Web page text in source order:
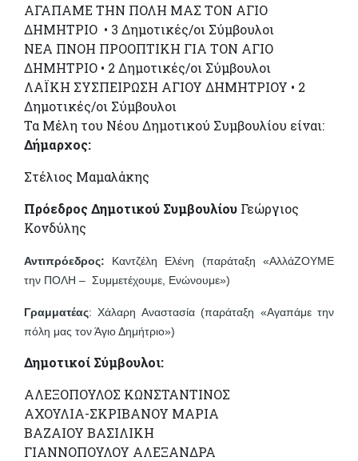
ΑΓΑΠΑΜΕ ΤΗΝ ΠΟΛΗ ΜΑΣ ΤΟΝ ΑΓΙΟ
ΔΗΜΗΤΡΙΟ • 3 Δημοτικές/οι Σύμβουλοι
ΝΕΑ ΠΝΟΗ ΠΡΟΟΠΤΙΚΗ ΓΙΑ ΤΟΝ ΑΓΙΟ
ΔΗΜΗΤΡΙΟ • 2 Δημοτικές/οι Σύμβουλοι
ΛΑΪΚΗ ΣΥΣΠΕΙΡΩΣΗ ΑΓΙΟΥ ΔΗΜΗΤΡΙΟΥ • 2
Δημοτικές/οι Σύμβουλοι
Τα Μέλη του Νέου Δημοτικού Συμβουλίου είναι:
Δήμαρχος:
Στέλιος Μαμαλάκης
Πρόεδρος Δημοτικού Συμβουλίου Γεώργιος
Κονδύλης
Αντιπρόεδρος: Kαντζέλη Ελένη (παράταξη «ΑλλάΖΟΥΜΕ
την ΠΟΛΗ – Συμμετέχουμε, Ενώνουμε»)
Γραμματέας: Χάλαρη Αναστασία (παράταξη «Αγαπάμε την
πόλη μας τον Άγιο Δημήτριο»)
Δημοτικοί Σύμβουλοι:
ΑΛΕΞΟΠΟΥΛΟΣ ΚΩΝΣΤΑΝΤΙΝΟΣ
ΑΧΟΥΛΙΑ-ΣΚΡΙΒΑΝΟΥ ΜΑΡΙΑ
ΒΑΖΑΙΟΥ ΒΑΣΙΛΙΚΗ
ΓΙΑΝΝΟΠΟΥΛΟΥ ΑΛΕΞΑΝΔΡΑ